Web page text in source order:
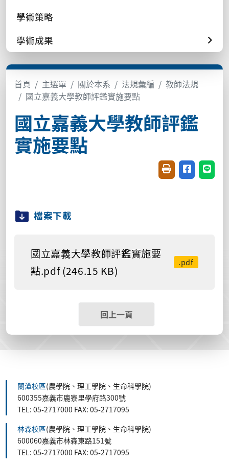
學術策略
學術成果
首頁 主選單 關於本系 法規彙編
教師法規
國立嘉義大學教師評鑑實施要點
國立嘉義大學教師評鑑
實施要點
友善列印(開新視
分享至臉書
分享
檔案下載
國立嘉義大學教師評鑑實施要
點.pdf (246.15 KB)
.pdf
回上一頁
蘭潭校區(農學院、理工學院、生命科學院)
600355嘉義市鹿寮里學府路300號
TEL: 05-2717000 FAX: 05-2717095
林森校區(農學院、理工學院、生命科學院)
600060嘉義市林森東路151號
TEL: 05-2717000 FAX: 05-2717095